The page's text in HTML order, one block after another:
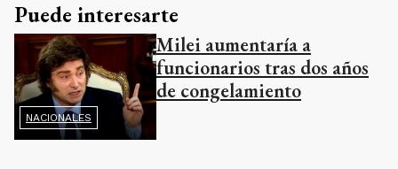
Puede interesarte
NACIONALES
Milei aumentaría a
funcionarios tras dos años
de congelamiento